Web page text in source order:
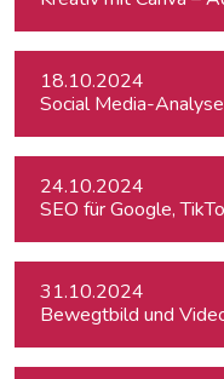
18.10.2024
Social Media-
24.10.2024
SEO für Google,
31.10.2024
Bewegtbild und